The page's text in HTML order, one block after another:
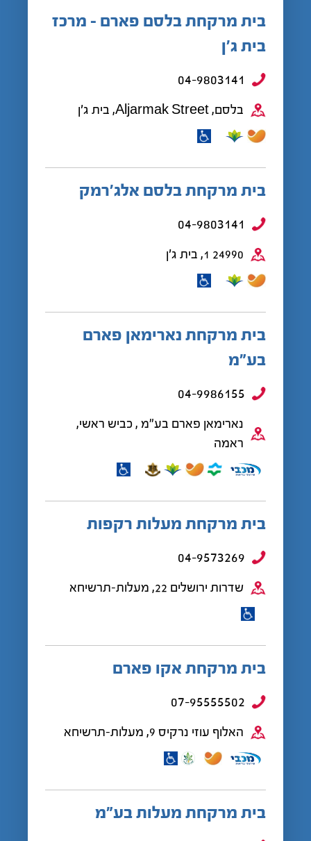
בית מרקחת בלסם פארם - מרכז
בית ג'ן
04-9803141
בלסם, Aljarmak Street, בית ג'ן
בית מרקחת בלסם אלג'רמק
04-9803141
24990 1, בית ג'ן
בית מרקחת נארימאן פארם
בע”מ
04-9986155
נארימאן פארם בע"מ , כביש ראשי,
ראמה
בית מרקחת מעלות רקפות
04-9573269
שדרות ירושלים 22, מעלות-תרשיחא
בית מרקחת אקו פארם
07-95555502
האלוף עוזי נרקיס 9, מעלות-תרשיחא
בית מרקחת מעלות בע”מ